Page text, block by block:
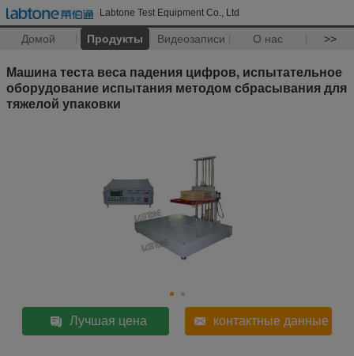
Labtone Test Equipment Co., Ltd
Домой Продукты Видеозаписи О нас >>
Машина теста веса падения цифров, испытательное
оборудование испытания методом сбрасывания для
тяжелой упаковки
Лучшая цена контактные данные